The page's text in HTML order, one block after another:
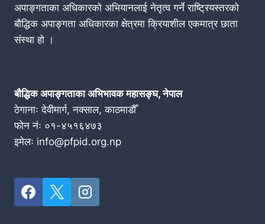
अपाङ्गताका अधिकारको अभियानलाई नेतृत्व गर्ने राष्ट्रियस्तरको
बौद्धिक अपाङ्गता अधिकारका क्षेत्रमा क्रियाशील एकमात्र छाता
संस्था हो ।
बौद्धिक अपाङ्गताका अभिभावक महासङ्घ, नेपाल
ठेगानाः देवीमार्ग, नक्साल, काठमाडौँ
फोन नंः ०१-४५१६४७३
इमेलः info@pfpid.org.np